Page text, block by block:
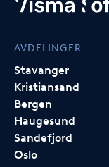
AVDELINGER
Stavanger
Kristiansand
Bergen
Haugesund
Sandefjord
Oslo